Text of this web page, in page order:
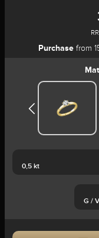
Purchasefrom